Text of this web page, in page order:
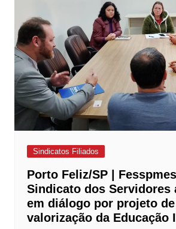
Sindicatos Filiados
Porto Feliz/SP |
Sindicato dos Servidores
em diálogo por projeto de
valorização da Educação